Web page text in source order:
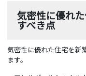
気密性に優れ
すべき点
気密性に優れた住宅を新
ます。